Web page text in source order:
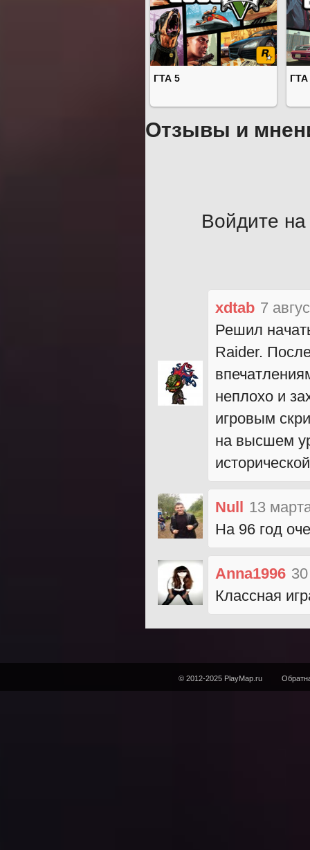
ГТА 5 ГТА
Отзывы и
Войдите на
xdtab 7
Решил
Raider.
неплохо и
игровым
на высшем
Null 13
На 96 год
Anna1996
Классная
© 2012-2025 PlayMap.ru